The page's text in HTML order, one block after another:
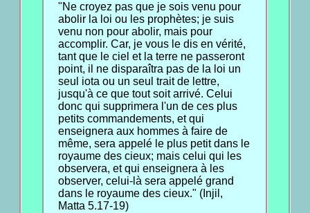
"Ne croyez pas que je sois venu pour
abolir la loi ou les prophètes; je suis
venu non pour abolir, mais pour
accomplir. Car, je vous le dis en vérité,
tant que le ciel et la terre ne passeront
point, il ne disparaîtra pas de la loi un
seul iota ou un seul trait de lettre,
jusqu'à ce que tout soit arrivé. Celui
donc qui supprimera l'un de ces plus
petits commandements, et qui
enseignera aux hommes à faire de
même, sera appelé le plus petit dans le
royaume des cieux; mais celui qui les
observera, et qui enseignera à les
observer, celui-là sera appelé grand
dans le royaume des cieux." (Injil,
Matta 5.17-19)